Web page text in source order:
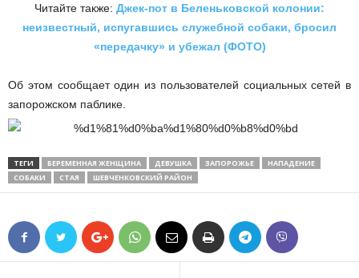
Читайте также: Джек-пот в Беленьковской колонии:
неизвестный, испугавшись служебной собаки, бросил
«передачку» и убежал (ФОТО)
Об этом сообщает один из пользователей социальных сетей в
запорожском паблике.
ТЕГИ БЕРЕМЕННАЯ ЖЕНЩИНА ДЕВУШКА ЗАПОРОЖЬЕ
НАПАДЕНИЕ
СОБАКИ
СТАЯ ШЕВЧЕНКОВСКИЙ РАЙОН